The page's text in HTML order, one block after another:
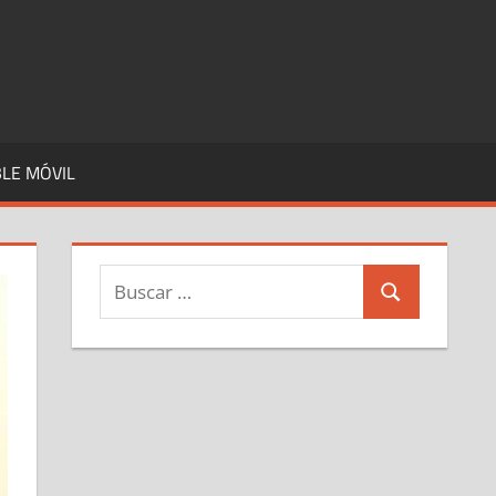
MÓVIL
Buscar:
Buscar